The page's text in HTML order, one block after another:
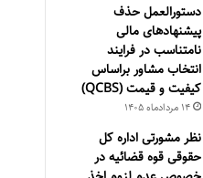
دستورالعمل حذف
پيشنهادهای مالی
نامتناسب در فرايند
انتخاب مشاور براساس
كيفيت و قيمت (QCBS)
۱۴ مرداد‌ماه ۱۴۰۵
نظر مشورتی اداره کل
حقوقی قوه قضائیه در